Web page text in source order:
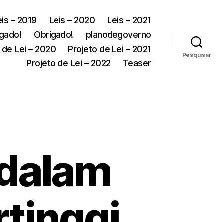
– 2019 Leis – 2020
Leis – 2021
Obrigado!
planodegoverno
Lei – 2020
Projeto de Lei – 2021
Projeto de Lei – 2022
Teaser
Pesquisar